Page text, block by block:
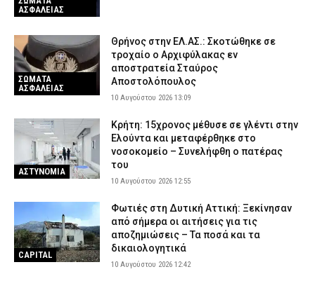
ΑΣΤΥΝΟΜΙΑ 9 Αυγούστου 2026 22:52
2 εκατ. ευρώ
ΕΙΔΗΣΕΙΣ 9 Αυγούστου 2026 22:28
ΑΣΦΑΛΕΙΑΣ
ΣΩΜΑΤΑ
ΑΣΦΑΛΕΙΑΣ
Θρήνος στην ΕΛ.ΑΣ.: Σκοτώθηκε σε
τροχαίο ο Αρχιφύλακας εν
αποστρατεία Σταύρος
Αποστολόπουλος
10 Αυγούστου 2026 13:09
ΑΣΤΥΝΟΜΙΑ
Κρήτη: 15χρονος μέθυσε σε γλέντι στην
Ελούντα και μεταφέρθηκε στο
νοσοκομείο – Συνελήφθη ο πατέρας
του
10 Αυγούστου 2026 12:55
CAPITAL
Φωτιές στη Δυτική Αττική: Ξεκίνησαν
από σήμερα οι αιτήσεις για τις
αποζημιώσεις – Τα ποσά και τα
δικαιολογητικά
10 Αυγούστου 2026 12:42